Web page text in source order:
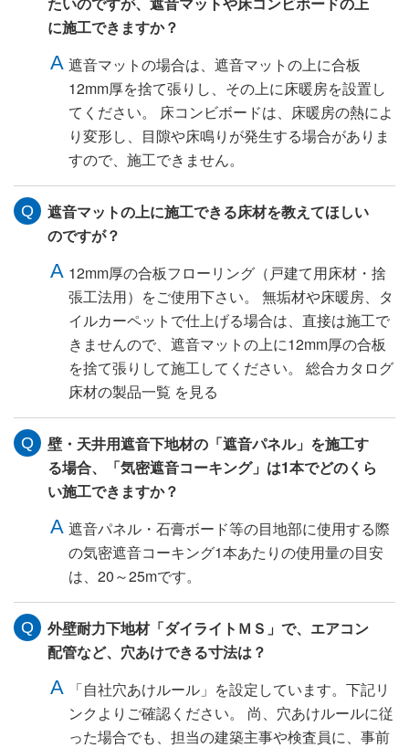
に施工できますか？
遮音マットの場合は、遮音マットの上に合板
12mm厚を捨て張りし、その上に床暖房を設置し
てください。 床コンビボードは、床暖房の熱によ
り変形し、目隙や床鳴りが発生する場合がありま
すので、施工できません。
遮音マットの上に施工できる床材を教えてほしい
のですが？
12mm厚の合板フローリング（戸建て用床材・捨
張工法用）をご使用下さい。 無垢材や床暖房、タ
イルカーペットで仕上げる場合は、直接は施工で
きませんので、遮音マットの上に12mm厚の合板
を捨て張りして施工してください。 総合カタログ
床材の製品一覧 を見る
壁・天井用遮音下地材の「遮音パネル」を施工す
る場合、「気密遮音コーキング」は1本でどのくら
い施工できますか？
遮音パネル・石膏ボード等の目地部に使用する際
の気密遮音コーキング1本あたりの使用量の目安
は、20～25mです。
外壁耐力下地材「ダイライトＭＳ」で、エアコン
配管など、穴あけできる寸法は？
「自社穴あけルール」を設定しています。下記リ
ンクよりご確認ください。 尚、穴あけルールに従
った場合でも、担当の建築主事や検査員に、事前